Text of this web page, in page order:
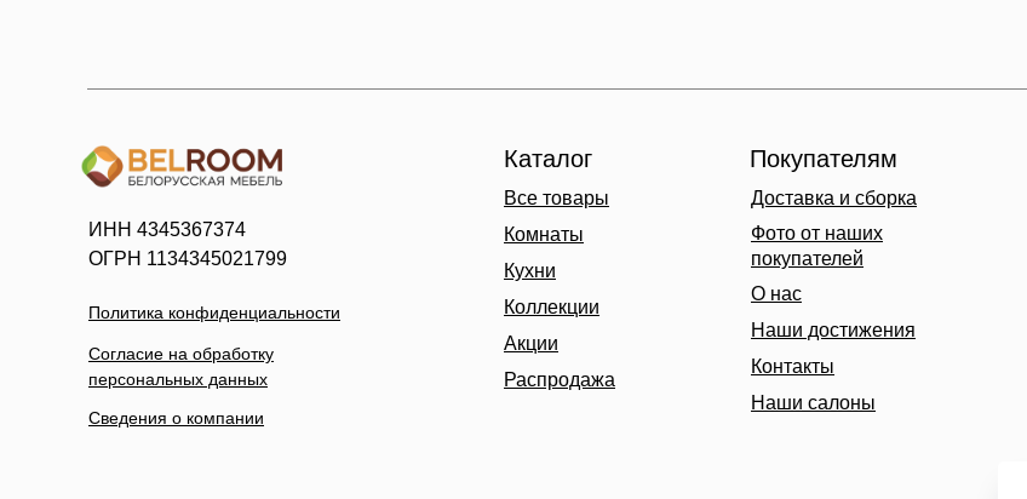
Все товары
Комнаты
Коллекции
Акции
Распродажа
Согласие на обработку
персональных данных
Политика конфиденциальности
ИНН 4345367374
ОГРН 1134345021799
Покупателям
Каталог
Доставка и сборка
Фото от наших
покупателей
О нас
Контакты
Наши салоны
Наши достижения
Сведения о компании
Кухни